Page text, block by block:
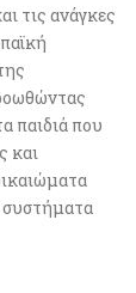
τις ανάγκες
παιδιά που
και
συστήματα